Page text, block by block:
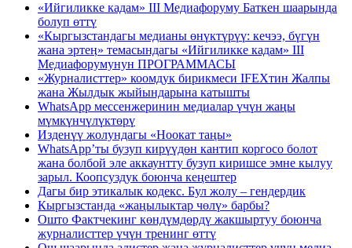
«Ийгиликке кадам» III Медиафоруму Баткен шаарында
болуп өттү
«Кыргызстандагы медианы өнүктүрүү: кечээ, бүгүн
жана эртеӊ» темасындагы «Ийгиликке кадам» III
Медиафорумунун ПРОГРАММАСЫ
«Журналисттер» коомдук бирикмеси IFEXтин Жалпы
жана Жылдык жыйындарына катышты
WhatsApp мессенжеринин медиалар үчүн жаңы
мүмкүнчүлүктөрү
Изденүү жолундагы «Ноокат таңы»
WhatsApp’ты бузуп кирүүдөн кантип коргосо болот
жана болбой эле аккаунтту бузуп киришсе эмне кылуу
зарыл. Коопсуздук боюнча кеңештер
Дагы бир этикалык кодекс. Бул жолу – гендердик
Кыргызстанда «жаңылыктар чөлү» барбы?
Ошто Фактчекинг көндүмдөрдү жакшыртуу боюнча
журналисттер үчүн тренинг өттү